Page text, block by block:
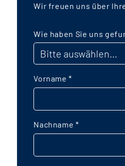
Wir freuen uns über
Wie haben Sie uns
Vorname*
Nachname*